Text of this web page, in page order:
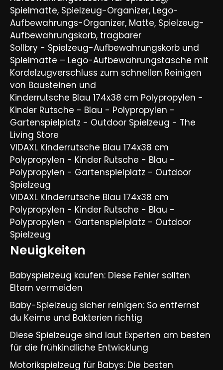
Spielmatte, Spielzeug-Organizer, Lego-
Aufbewahrungs-Organizer, Matte, Spielzeug-
Aufbewahrungskorb, tragbarer
Sollbry - Spielzeug-Aufbewahrungskorb und
Spielmatte – Lego-Aufbewahrungstasche mit
Kordelzugverschluss zum schnellen Reinigen
von Bausteinen und
Kinderrutsche Blau 174x38 cm Polypropylen -
Kinder Rutsche - Blau - Polypropylen -
Gartenspielplatz - Outdoor Spielzeug - The
Living Store
VIDAXL Kinderrutsche Blau 174x38 cm
Polypropylen - Kinder Rutsche - Blau -
Polypropylen - Gartenspielplatz - Outdoor
Spielzeug
VIDAXL Kinderrutsche Blau 174x38 cm
Polypropylen - Kinder Rutsche - Blau -
Polypropylen - Gartenspielplatz - Outdoor
Spielzeug
Neuigkeiten
Babyspielzeug kaufen: Diese Fehler sollten
Eltern vermeiden
Baby-Spielzeug sicher reinigen: So entfernst
du Keime und Bakterien richtig
Diese Spielzeuge sind laut Experten am besten
für die frühkindliche Entwicklung
Motorikspielzeug für Babys: Die besten